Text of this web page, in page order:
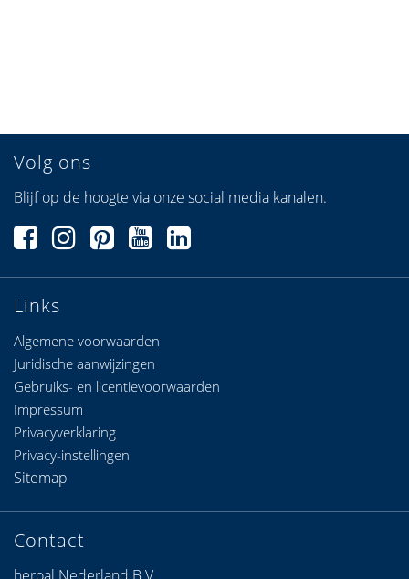
Links
Algemene voorwaarden
Juridische aanwijzingen
Gebruiks- en licentievoorwaarden
Volg ons
Blijf op de hoogte via onze social media kanalen.
Contact
Impressum
Privacyverklaring
Privacy-instellingen
Sitemap